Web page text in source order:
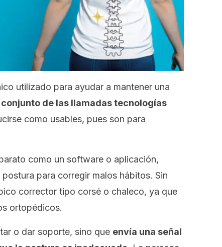
utilizado para ayudar a mantener una
de las llamadastecnologías
como usables, pues son para
como un software o aplicación,
para corregir malos hábitos. Sin
corrector tipo corsé o chaleco, ya que
ortopédicos.
o dar soporte, sino que envía una señal